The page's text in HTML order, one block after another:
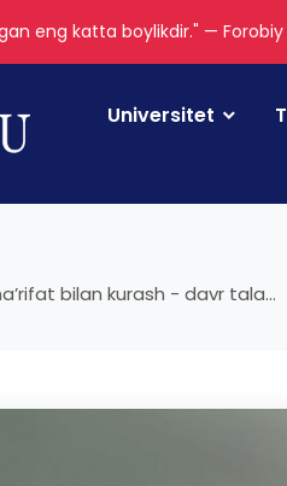
eng katta boylikdir." — Forobiy
Universitet
bilan kurash - davr tala...